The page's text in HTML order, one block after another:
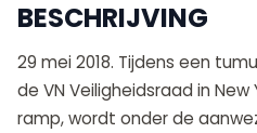
BESCHRIJVING
29 mei 2018. Tijdens een
de VN Veiligheidsraad in New
ramp, wordt onder de